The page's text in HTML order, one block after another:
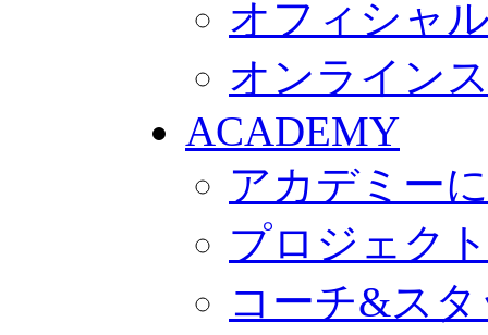
オフィシャ
オンライン
ACADEMY
アカデミー
プロジェク
コーチ&ス